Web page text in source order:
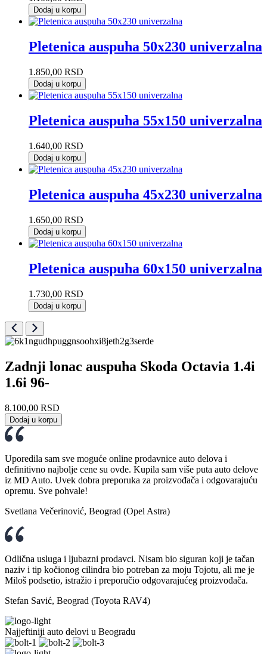
Dodaj u korpu
Pletenica auspuha 50x230 univerzalna
1.850,00 RSD
Dodaj u korpu
Pletenica auspuha 55x150 univerzalna
1.640,00 RSD
Dodaj u korpu
Pletenica auspuha 45x230 univerzalna
1.650,00 RSD
Dodaj u korpu
Pletenica auspuha 60x150 univerzalna
1.730,00 RSD
Dodaj u korpu
Zadnji lonac auspuha Skoda Octavia 1.4i
1.6i 96-
8.100,00 RSD
Dodaj u korpu
Uporedila sam sve moguće online prodavnice auto delova i
definitivno najbolje cene su ovde. Kupila sam više puta auto delove
iz MD Auto. Uvek dobra preporuka za proizvođača i odgovarajuću
opremu. Sve pohvale!
Svetlana Večerinović, Beograd (Opel Astra)
Odlična usluga i ljubazni prodavci. Nisam bio siguran koji je tačan
naziv i tip kočionog cilindra bio potreban za moju Tojotu, ali me je
Miloš podsetio, istražio i preporučio odgovarajućeg proizvođača.
Stefan Savić, Beograd (Toyota RAV4)
Najjeftiniji auto delovi u Beogradu